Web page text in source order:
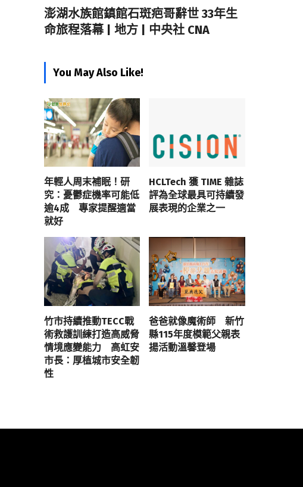
澎湖水族館鎮館石斑疤哥辭世 33年生
命旅程落幕 | 地方 | 中央社 CNA
You May Also Like!
年輕人周末補眠！研
究：憂鬱症機率可能低
逾4成 專家提醒適當
就好
HCLTech 獲 TIME 雜誌
評為全球最具可持續發
展表現的企業之一
竹市持續推動TECC戰
術救護訓練打造高威脅
情境應變能力 高虹安
市長：厚植城市安全韌
性
爸爸就像魔術師 新竹
縣115年度模範父親表
揚活動溫馨登場